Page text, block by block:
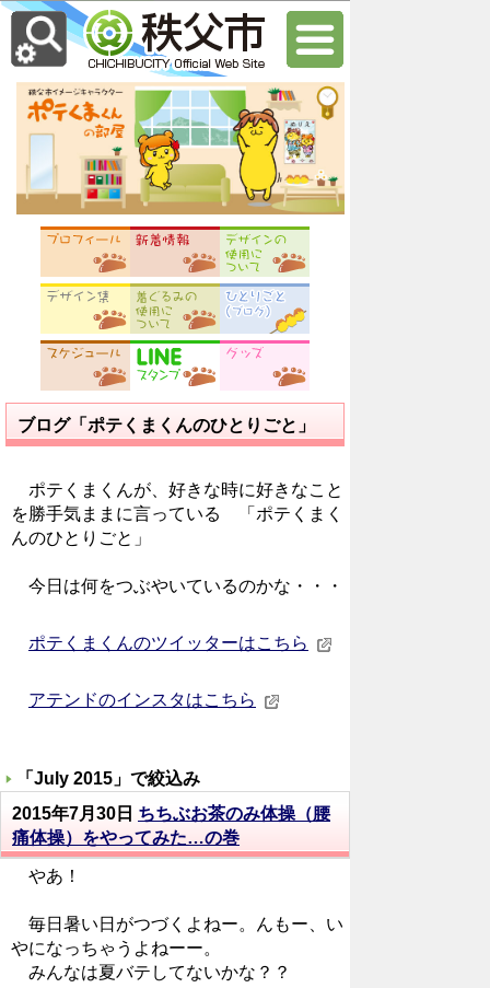
ブログ「ポテくまくんのひとりごと」
ポテくまくんが、好きな時に好きなこと
を勝手気ままに言っている 「ポテくまく
んのひとりごと」
今日は何をつぶやいているのかな・・・
ポテくまくんのツイッターはこちら
アテンドのインスタはこちら
「 July 2015 」で絞込み
2015年7月30日 ちちぶお茶のみ体操（腰
痛体操）をやってみた…の巻
やあ！
毎日暑い日がつづくよねー。んもー、い
やになっちゃうよねーー。
みんなは夏バテしてないかな？？